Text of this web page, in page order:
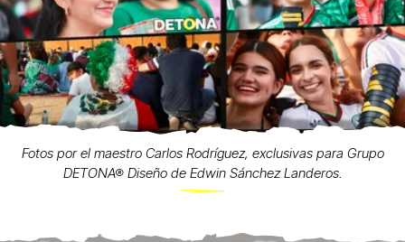
Fotos por el maestro Carlos Rodríguez, exclusivas para Grupo
DETONA® Diseño de Edwin Sánchez Landeros.